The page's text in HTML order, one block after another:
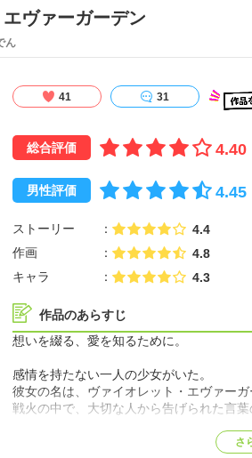
ヴァーガーデン
ん
41 31
総合評価 4.40
男性評価 4.45
ストーリー 4.4
作画
4.8
キャラ
4.3
作品のあらすじ
想いを綴る、愛を知るために。
感情を持たない一人の少女がいた。
彼女の名は、ヴァイオレット・エヴァーガ
戦火の中で、大切な人から告げられた言葉
戦争が終わり、彼女が出会った仕事は誰さ